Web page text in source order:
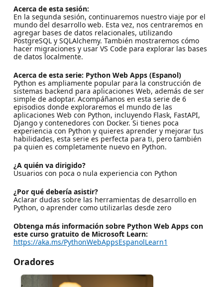
Acerca de esta sesión:
En la segunda sesión, continuaremos nuestro viaje por el
mundo del desarrollo web. Esta vez, nos centraremos en
agregar bases de datos relacionales, utilizando
PostgreSQL y SQLAlchemy. También mostraremos cómo
hacer migraciones y usar VS Code para explorar las bases
de datos localmente.
Acerca de esta serie: Python Web Apps (Espanol)
Python es ampliamente popular para la construcción de
sistemas backend para aplicaciones Web, además de ser
simple de adoptar. Acompáñanos en esta serie de 6
episodios donde exploraremos el mundo de las
aplicaciones Web con Python, incluyendo Flask, FastAPI,
Django y contenedores con Docker. Si tienes poca
experiencia con Python y quieres aprender y mejorar tus
habilidades, esta serie es perfecta para ti, pero también
pa quien es completamente nuevo en Python.
¿A quién va dirigido?
Usuarios con poca o nula experiencia con Python
¿Por qué debería asistir?
Aclarar dudas sobre las herramientas de desarrollo en
Python, o aprender como utilizarlas desde zero
Obtenga más información sobre Python Web Apps con
este curso gratuito de Microsoft Learn:
https://aka.ms/PythonWebAppsEspanolLearn1
Oradores